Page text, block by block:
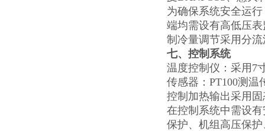
为确保系统安全运
端均需设有高低压
制冷量调节采用分流
七、控制系统
温度控制仪：采用7
传感器：PT100测温
控制加热输出采用
在控制系统中需设
保护、机组高压保